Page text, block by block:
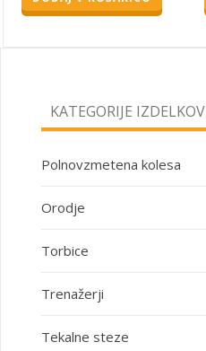
KATEGORIJE IZDELKOV
Polnovzmetena kolesa
Orodje
Torbice
Trenažerji
Tekalne steze